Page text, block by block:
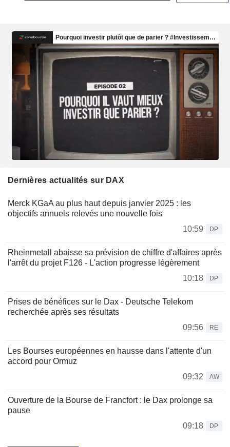
Dernières actualités sur DAX
Merck KGaA au plus haut depuis janvier 2025 : les
objectifs annuels relevés une nouvelle fois
10:59
DP
Rheinmetall abaisse sa prévision de chiffre d'affaires après
l'arrêt du projet F126 - L'action progresse légèrement
10:18
DP
Prises de bénéfices sur le Dax - Deutsche Telekom
recherchée après ses résultats
09:56
RE
Les Bourses européennes en hausse dans l'attente d'un
accord pour Ormuz
09:32
AW
Ouverture de la Bourse de Francfort : le Dax prolonge sa
pause
09:18
DP